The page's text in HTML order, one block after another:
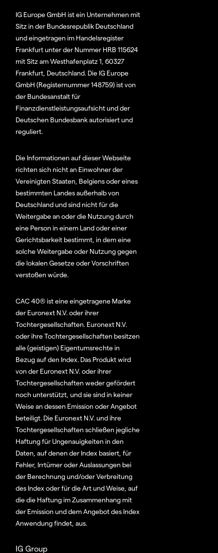
IG Europe GmbH ist ein Unternehmen mit
Sitz in der Bundesrepublik Deutschland
und eingetragen im Handelsregister
Frankfurt unter der Nummer HRB 115624
mit Sitz am Westhafenplatz 1, 60327
Frankfurt, Deutschland. Die IG Europe
GmbH (Registernummer 148759) ist von
der Bundesanstalt für
Finanzdienstleistungsaufsicht und der
Deutschen Bundesbank autorisiert und
reguliert.
Die Informationen auf dieser Webseite
richten sich nicht an Einwohner der
Vereinigten Staaten, Belgiens oder eines
bestimmten Landes außerhalb von
Deutschland und sind nicht für die
Weitergabe an oder die Nutzung durch
eine Person in einem Land oder einer
Gerichtsbarkeit bestimmt, in dem eine
solche Weitergabe oder Nutzung gegen
die lokalen Gesetze oder Vorschriften
verstoßen würde.
CAC 40® ist eine eingetragene Marke
der Euronext N.V. oder ihrer
Tochtergesellschaften. Euronext N.V.
oder ihre Tochtergesellschaften besitzen
alle (geistigen) Eigentumsrechte in
Bezug auf den Index. Das Produkt wird
von der Euronext N.V. oder ihrer
Tochtergesellschaften weder gefördert
noch unterstützt, und sie sind in keiner
Weise an dessen Emission oder Angebot
beteiligt. Die Euronext N.V. und ihre
Tochtergesellschaften schließen jegliche
Haftung für Ungenauigkeiten in den
Daten, auf denen der Index basiert, für
Fehler, Irrtümer oder Auslassungen bei
der Berechnung und/oder Verbreitung
des Index oder für die Art und Weise, auf
die die Haftung im Zusammenhang mit
der Emission und dem Angebot des Index
Anwendung findet, aus.
IG Group